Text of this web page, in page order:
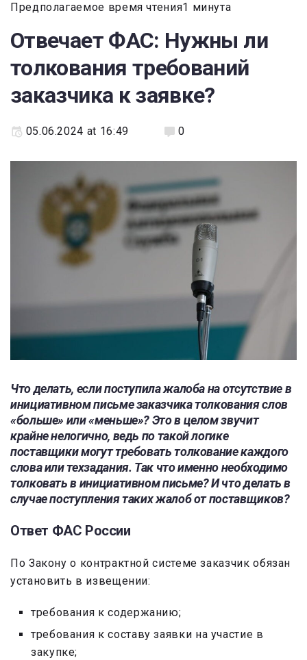
Предполагаемое время чтения1 минута
Отвечает ФАС: Нужны ли
толкования требований
заказчика к заявке?
05.06.2024 at 16:49 0
Что делать, если поступила жалоба на отсутствие в
инициативном письме заказчика толкования слов
«больше» или «меньше»? Это в целом звучит
крайне нелогично, ведь по такой логике
поставщики могут требовать толкование каждого
слова или техзадания. Так что именно необходимо
толковать в инициативном письме? И что делать в
случае поступления таких жалоб от поставщиков?
Ответ ФАС России
По Закону о контрактной системе заказчик обязан
установить в извещении:
требования к содержанию;
требования к составу заявки на участие в
закупке;